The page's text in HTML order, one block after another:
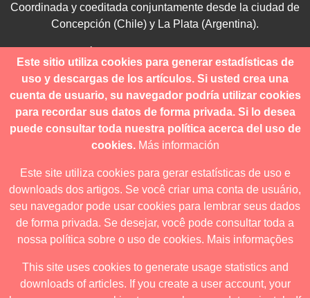
Coordinada y coeditada conjuntamente desde la ciudad de
Concepción (Chile) y La Plata (Argentina).
contacto@revistanuestramerica.cl
Toda comunicación respecto a los envíos se deben realizar
a través del OJS.
Revista nuestrAmérica publica exclusivamente bajo una
licencia internacional
Creative Commons Atribución-
NoComercial-CompartirIgual 4.0 .
Revista nuestrAmérica ha acordado usar el visor de JATS Studio
Este sitio utiliza cookies para generar estadísticas de
uso y descargas de los artículos. Si usted crea una
cuenta de usuario, su navegador podría utilizar cookies
para recordar sus datos de forma privada. Si lo desea
puede consultar toda nuestra política acerca del uso de
cookies. Más información
Este site utiliza cookies para gerar estatísticas de uso e
downloads dos artigos. Se você criar uma conta de usuário,
seu navegador pode usar cookies para lembrar seus dados
de forma privada. Se desejar, você pode consultar toda a
nossa política sobre o uso de cookies. Mais informações
This site uses cookies to generate usage statistics and
downloads of articles. If you create a user account, your